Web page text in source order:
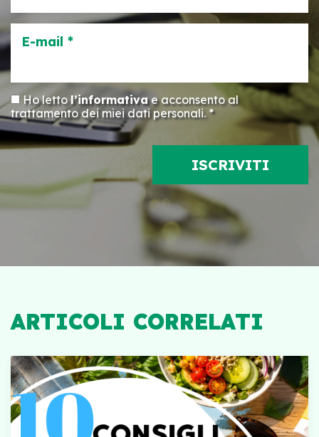
E-mail *
Ho lettol’informativae acconsento al
trattamento dei miei dati personali. *
ARTICOLI CORRELATI